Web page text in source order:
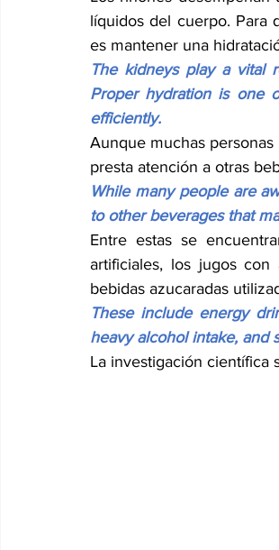
líquidos del cuerpo. Para
es mantener una
The kidneys play a vital
Proper hydration is one
efficiently.
Aunque muchas
presta atención a otras
While many people are
to other beverages that
Entre estas se
artificiales, los jugos
bebidas azucaradas
These include energy
heavy alcohol intake, and
La investigación científica